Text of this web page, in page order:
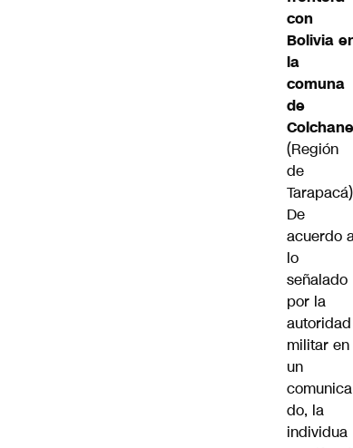
con
Bolivia
la
comuna
de
Colchane
(Región
de
De
acuerdo
lo
señalado
por la
autoridad
militar en
un
comunica
do, la
individua